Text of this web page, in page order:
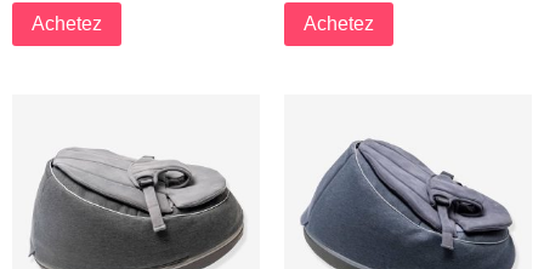
Achetez Achetez